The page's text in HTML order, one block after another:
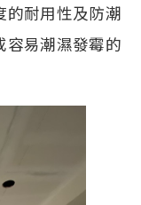
的耐用性及防潮
容易潮濕發霉的